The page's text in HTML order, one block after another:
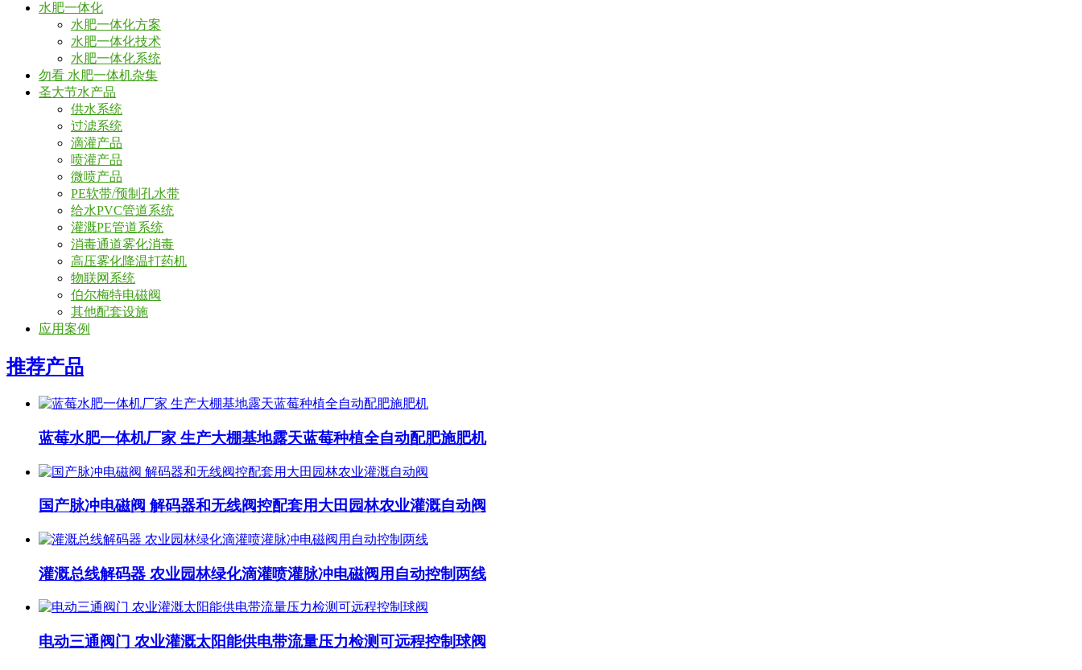
水肥一体化
水肥一体化方案
水肥一体化技术
水肥一体化系统
勿看 水肥一体机杂集
圣大节水产品
供水系统
过滤系统
滴灌产品
喷灌产品
微喷产品
PE软带/预制孔水带
给水PVC管道系统
灌溉PE管道系统
消毒通道雾化消毒
高压雾化降温打药机
物联网系统
伯尔梅特电磁阀
其他配套设施
应用案例
推荐产品
蓝莓水肥一体机厂家 生产大棚基地露天蓝莓种植全自动配肥施肥机
国产脉冲电磁阀 解码器和无线阀控配套用大田园林农业灌溉自动阀
灌溉总线解码器 农业园林绿化滴灌喷灌脉冲电磁阀用自动控制两线
电动三通阀门 农业灌溉太阳能供电带流量压力检测可远程控制球阀